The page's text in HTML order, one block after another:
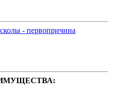
- первопричина